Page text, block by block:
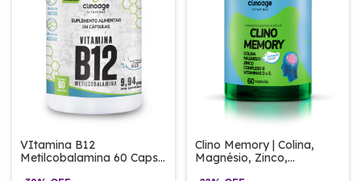
VItamina B12
Metilcobalamina 60 Caps
Clino Memory | Colina,
Magnésio, Zinco,